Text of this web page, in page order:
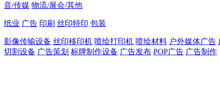
音/传媒 物流/展会/其他
纸业 广告 印刷 丝印特印 包装
影像传输设备 丝印移印机 喷绘打印机 喷绘材料 户外媒体广告
切割设备 广告策划 标牌制作设备 广告发布 POP广告 广告制作